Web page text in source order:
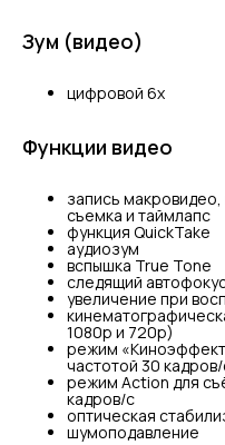
Зум (видео)
цифровой 6х
Функции видео
запись
съемка и таймлапс
функция QuickTake
аудиозум
вспышка True Tone
следящий
увеличение при
1080p и 720p)
режим
частотой 30
режим Action для
кадров/с
оптическая
шумоподавление